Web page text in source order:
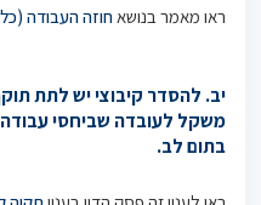
ראו מאמר בנושאחוזה העבודה
יב. להסדר קיבוצי יש לתת
משקל לעובדה שביחסי
בתום לב.